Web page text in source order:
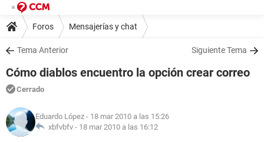
Foros Mensajerías y chat
Tema Anterior Siguiente Tema
Cómo diablos encuentro la opción crear correo
Cerrado
Eduardo López - 18 mar 2010 a las 15:26
xbfvbfv - 18 mar 2010 a las 16:12